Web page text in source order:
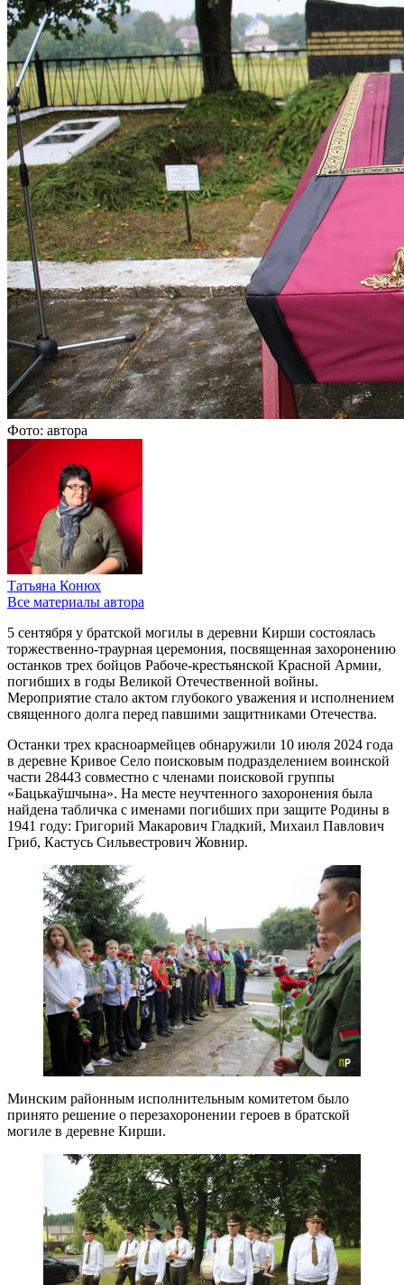
Фото: автора
Татьяна Конюх
Все материалы автора
5 сентября у братской могилы в деревни Кирши состоялась
торжественно-траурная церемония, посвященная захоронению
останков трех бойцов Рабоче-крестьянской Красной Армии,
погибших в годы Великой Отечественной войны.
Мероприятие стало актом глубокого уважения и исполнением
священного долга перед павшими защитниками Отечества.
Останки трех красноармейцев обнаружили 10 июля 2024 года
в деревне Кривое Село поисковым подразделением воинской
части 28443 совместно с членами поисковой группы
«Бацькаўшчына». На месте неучтенного захоронения была
найдена табличка с именами погибших при защите Родины в
1941 году: Григорий Макарович Гладкий, Михаил Павлович
Гриб, Кастусь Сильвестрович Жовнир.
Минским районным исполнительным комитетом было
принято решение о перезахоронении героев в братской
могиле в деревне Кирши.